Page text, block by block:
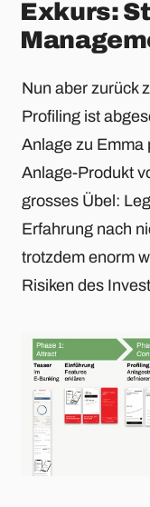
Exkurs:
Nun aber zurück
Profiling ist
Anlage zu Emma
Anlage-Produkt
grosses Übel:
Erfahrung nach
trotzdem enorm
Risiken des